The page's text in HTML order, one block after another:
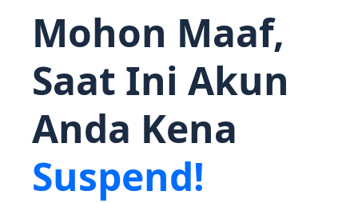
Mohon Maaf,
Saat Ini Akun
Anda Kena
Suspend!